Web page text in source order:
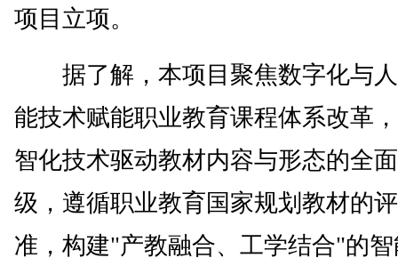
项目立项。
据了解，本项目聚焦数字化与
能技术赋能职业教育课程体系改革
智化技术驱动教材内容与形态的全
级，遵循职业教育国家规划教材的
准，构建"产教融合、工学结合"的